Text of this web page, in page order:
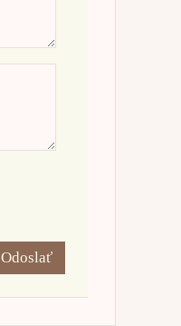
Odoslať